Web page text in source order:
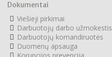
Dokumentai
Viešieji pirkimai
Darbuotojų darbo užmokestis
Darbuotojų komandiruotės
Duomenų apsauga